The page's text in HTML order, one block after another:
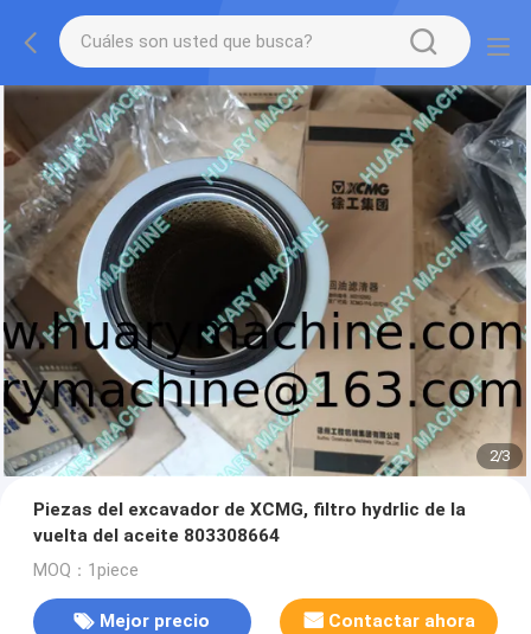
2/3
Piezas del excavador de XCMG, filtro hydrlic de la
vuelta del aceite 803308664
MOQ：1piece
Mejor precio Contactar ahora